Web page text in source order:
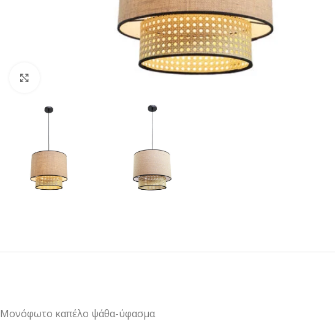
Μονόφωτο καπέλο ψάθα-ύφασμα